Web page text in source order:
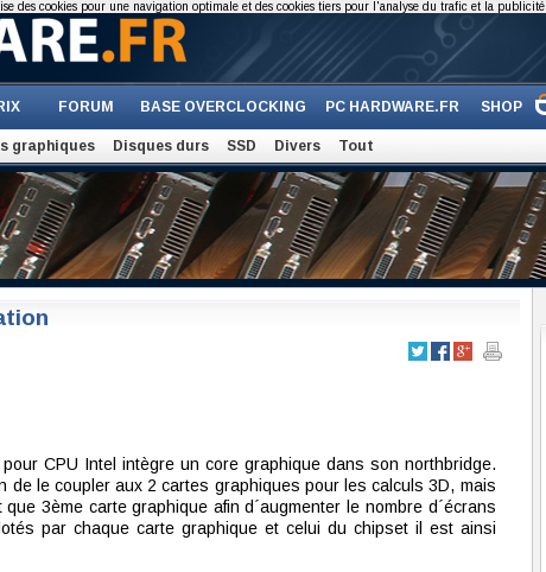
FORUM BASE OVERCLOCKING PC HARDWARE.FR SHOP
graphiques Disques durs SSD Divers Tout
CPU Intel intègre un core graphique dans son northbridge.
de le coupler aux 2 cartes graphiques pour les calculs 3D, mais
3ème carte graphique afin d´augmenter le nombre d´écrans
par chaque carte graphique et celui du chipset il est ainsi
des cookies pour une navigation optimale et des cookies tiers pour l'analyse du trafic et la publicité